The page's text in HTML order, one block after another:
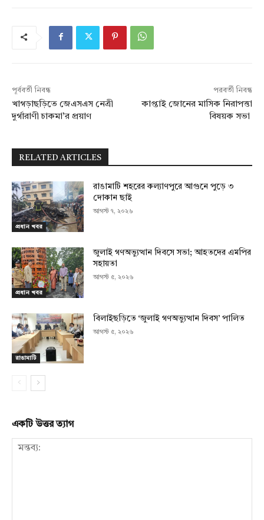
পূর্ববর্তী নিবন্ধ
খাগড়াছড়িতে জেএসএস নেত্রী
দুর্গারাণী চাকমা’র প্রয়াণ
পরবর্তী নিবন্ধ
কাপ্তাই জোনের মাসিক নিরাপত্তা
বিষয়ক সভা
RELATED ARTICLES
প্রধান খবর
রাঙামাটি শহরের কল্যাণপুরে আগুনে পুড়ে ৩
দোকান ছাই
আগস্ট ৭, ২০২৬
প্রধান খবর
জুলাই গণঅভ্যুত্থান দিবসে সভা; আহতদের এমপির
সহায়তা
আগস্ট ৫, ২০২৬
রাঙামাটি
বিলাইছড়িতে ‘জুলাই গণঅভ্যুত্থান দিবস’ পালিত
আগস্ট ৫, ২০২৬
একটি উত্তর ত্যাগ